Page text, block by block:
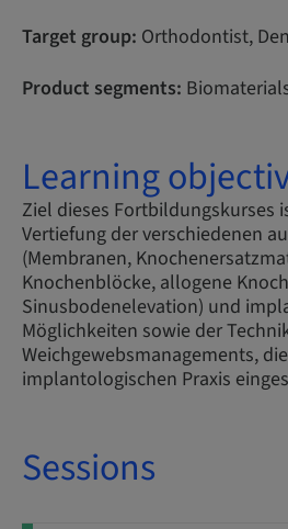
Target group: Orthodontist,
Product segments:
Learning
Ziel dieses Fortbildungskurses
Vertiefung der verschiedenen
(Membranen,
Knochenblöcke, allogene
Sinusbodenelevation) und
Möglichkeiten sowie der
Weichgewebsmanagements,
implantologischen Praxis
Sessions